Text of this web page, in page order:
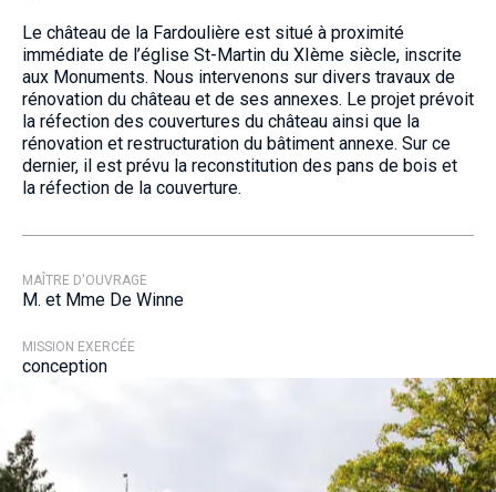
Le château de la Fardoulière est situé à proximité
immédiate de l’église St-Martin du XIème siècle, inscrite
aux Monuments. Nous intervenons sur divers travaux de
rénovation du château et de ses annexes. Le projet prévoit
la réfection des couvertures du château ainsi que la
rénovation et restructuration du bâtiment annexe. Sur ce
dernier, il est prévu la reconstitution des pans de bois et
la réfection de la couverture.
MAÎTRE D'OUVRAGE
M. et Mme De Winne
MISSION EXERCÉE
conception